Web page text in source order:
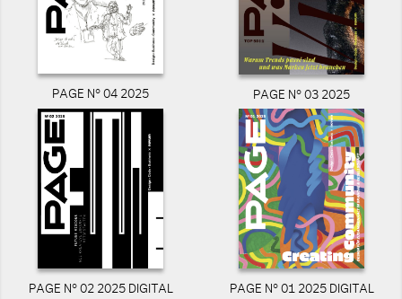
PAGE N° 04 2025 PAGE N° 03 2025
PAGE N° 02 2025 DIGITAL PAGE N° 01 2025 DIGITAL